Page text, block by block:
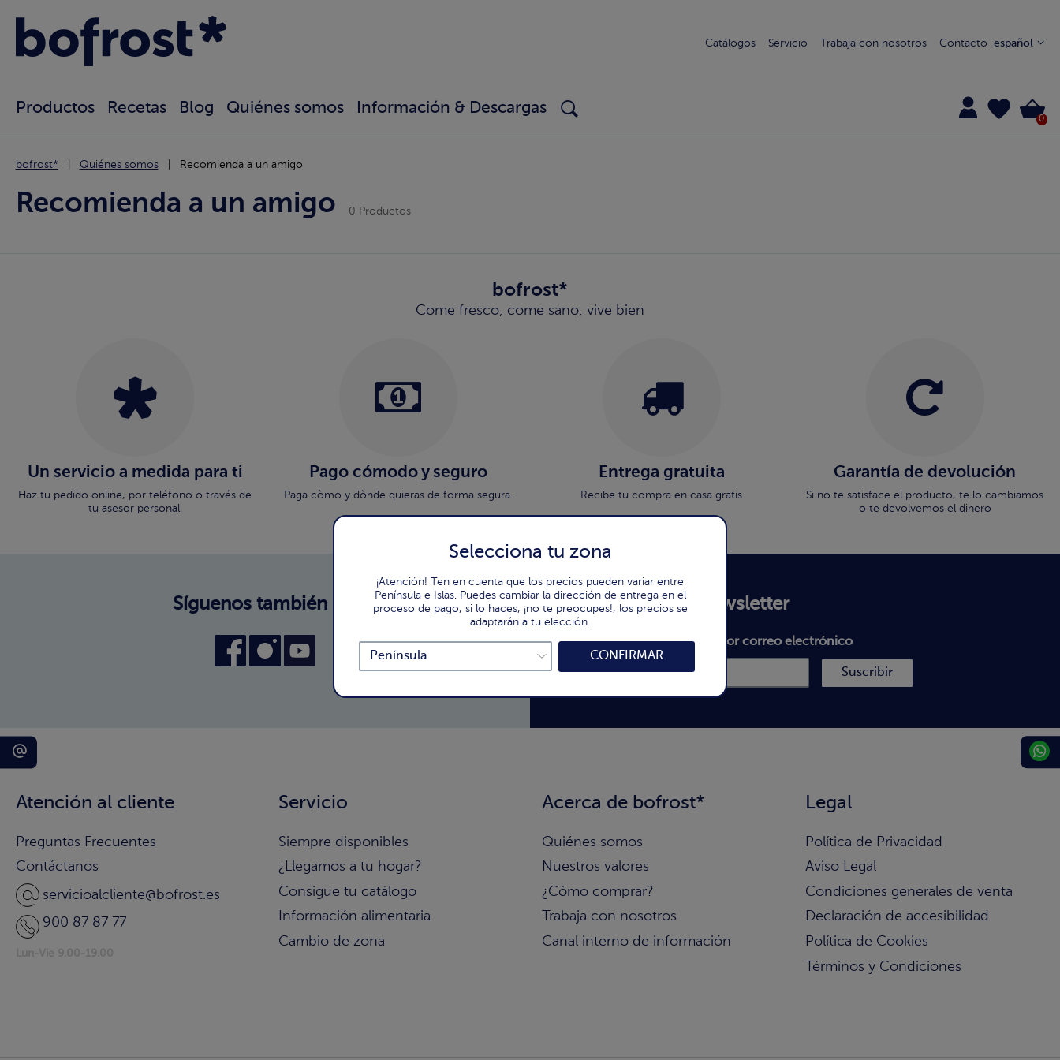
Catálogos Servicio Trabaja con nosotros Contacto español
Productos Recetas Blog Quiénes somos Información & Descargas
0
bofrost* Quiénes somos Recomienda a un amigo
Recomienda a un amigo 0 Productos
bofrost*
Come fresco, come sano, vive bien
Un servicio a medida para ti
Haz tu pedido online, por teléfono o través de
tu asesor personal.
Pago cómodo y seguro
Paga còmo y dònde quieras de forma segura.
Entrega gratuita
Recibe tu compra en casa gratis
Garantía de devolución
Si no te satisface el producto, te lo cambiamos
o te devolvemos el dinero
Atención al cliente
Preguntas Frecuentes
Contáctanos
servicioalcliente@bofrost.es
900 87 87 77
Servicio
Siempre disponibles
¿Llegamos a tu hogar?
Consigue tu catálogo
Información alimentaria
Cambio de zona
Acerca de bofrost*
Quiénes somos
Nuestros valores
¿Cómo comprar?
Trabaja con nosotros
Canal interno de información
Legal
Política de Privacidad
Aviso Legal
Condiciones generales de venta
Declaración de accesibilidad
Política de Cookies
Términos y Condiciones
Síguenos también en: Suscríbete a la newsletter
Consejos, ideas y recetas por correo electrónico
Suscribir
Selecciona tu zona
¡Atención! Ten en cuenta que los precios pueden variar entre
Península e Islas. Puedes cambiar la dirección de entrega en el
proceso de pago, si lo haces, ¡no te preocupes!, los precios se
adaptarán a tu elección.
CONFIRMAR